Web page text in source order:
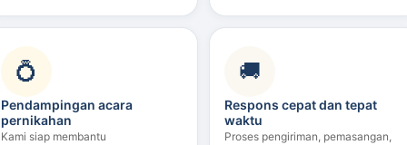
💍
Pendampingan acara
pernikahan
Kami siap membantu
🚚
Respons cepat dan tepat
waktu
Proses pengiriman, pemasangan,